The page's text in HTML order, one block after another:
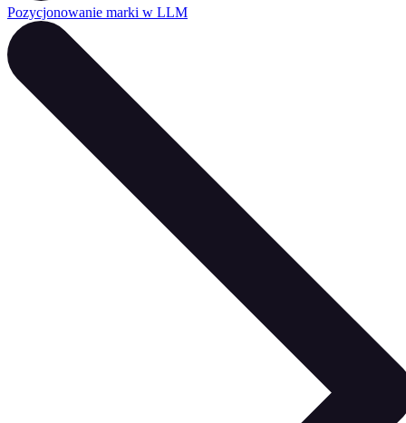
Pozycjonowanie marki w LLM